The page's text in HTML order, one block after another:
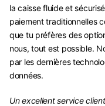
la caisse fluide et
paiement traditionnelles
que tu préfères des
nous, tout est possible.
par les dernières
données.
Un excellent service